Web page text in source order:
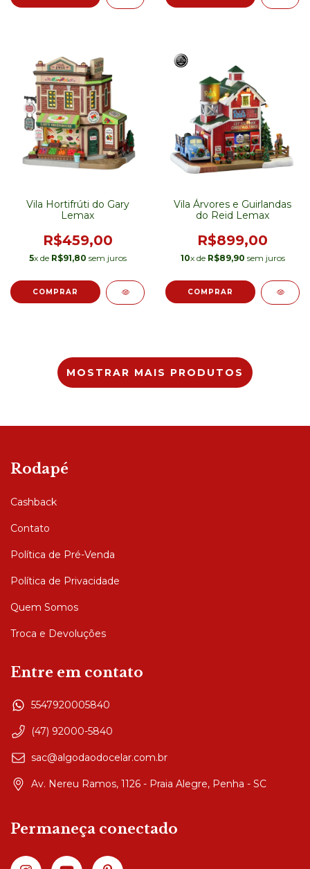
Vila Hortifrúti do Gary
Lemax
R$459,00
5x de R$91,80 sem juros
Vila Árvores e Guirlandas
do Reid Lemax
R$899,00
10x de R$89,90 sem juros
MOSTRAR MAIS PRODUTOS
Rodapé
Cashback
Contato
Política de Pré-Venda
Política de Privacidade
Quem Somos
Troca e Devoluções
Entre em contato
5547920005840
(47) 92000-5840
sac@algodaodocelar.com.br
Av. Nereu Ramos, 1126 - Praia Alegre, Penha - SC
Permaneça conectado